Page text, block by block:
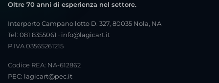
Oltre 70 anni di esperienza nel settore.
Interporto Campano lotto D. 327, 80035 Nola, NA
Tel: 081 8355061 · info@lagicart.it
P.IVA 03565261215
Codice REA: NA-612862
PEC: lagicart@pec.it